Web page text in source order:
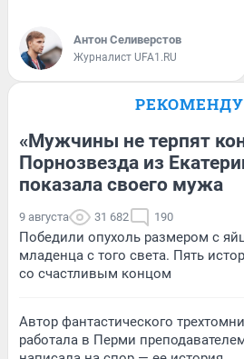
Антон Селиверстов
Журналист UFA1.RU
«Мужчины не терпят
Порнозвезда из
показала своего мужа
9 августа 31 682 190
Победили опухоль размером с
младенца с того света. Пять
со счастливым концом
Автор фантастического
работала в Перми